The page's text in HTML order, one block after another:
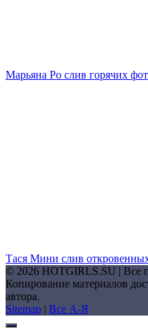
Марьяна Ро слив горячих
Тася Мини слив
© 2026 HOTGIRLS.SU | Все
Копирование материалов
автора.
Sitemap | Все А-Я